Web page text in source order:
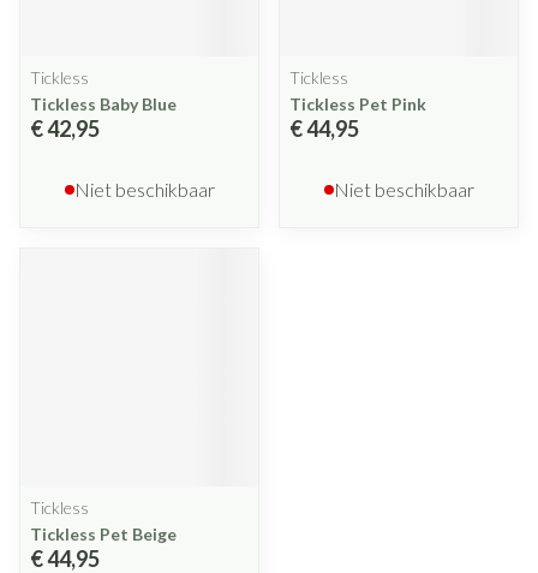
Tickless
Tickless Baby Blue
€ 42,95
Niet beschikbaar
Tickless
Tickless Pet Pink
€ 44,95
Niet beschikbaar
Tickless
Tickless Pet Beige
€ 44,95